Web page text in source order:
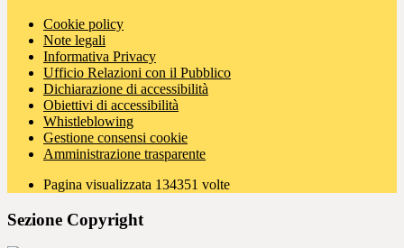
Cookie policy
Note legali
Informativa Privacy
Ufficio Relazioni con il Pubblico
Dichiarazione di accessibilità
Obiettivi di accessibilità
Whistleblowing
Gestione consensi cookie
Amministrazione trasparente
Pagina visualizzata 134351 volte
Sezione Copyright